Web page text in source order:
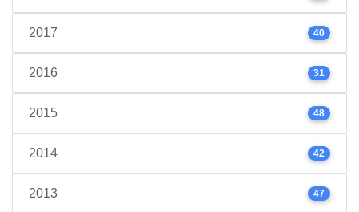
2017 40
2016 31
2015 48
2014 42
2013 47